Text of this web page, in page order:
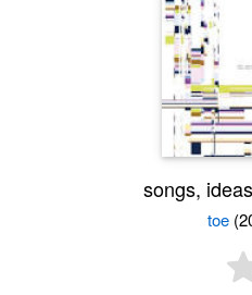
songs,
toe